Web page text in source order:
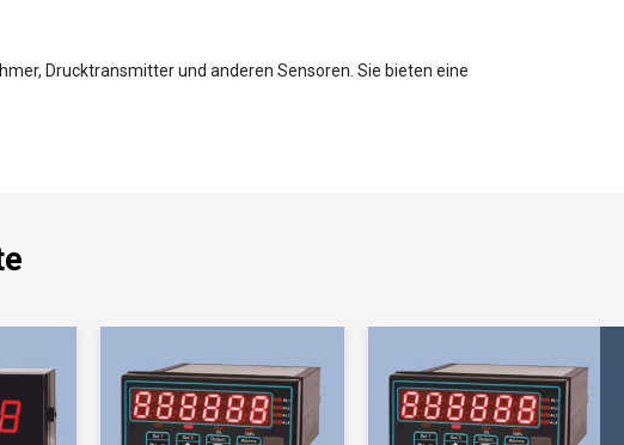
Drucktransmitter und anderen Sensoren. Sie bieten eine